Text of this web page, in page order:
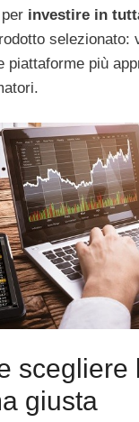
investire in
selezionato:
piattaforme più
scegliere
giusta